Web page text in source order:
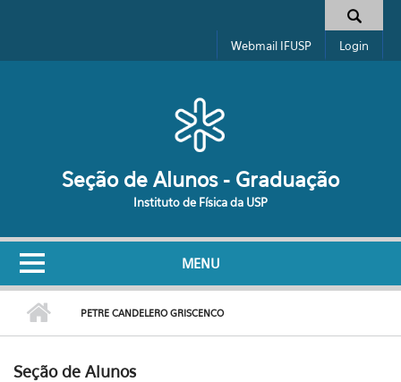
Formulário de busca
Webmail IFUSP Login
Seção de Alunos - Graduação
Instituto de Física da USP
MENU
PETRE CANDELERO GRISCENCO
Seção de Alunos